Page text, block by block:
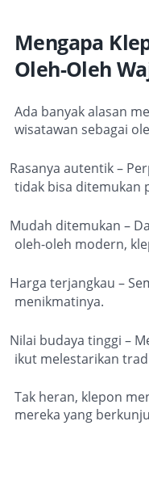
Mengapa
Oleh-Oleh
Ada banyak alasan
wisatawan sebagai
Rasanya autentik –
tidak bisa ditemukan
Mudah ditemukan –
oleh-oleh modern,
Harga terjangkau –
menikmatinya.
Nilai budaya tinggi –
ikut melestarikan
Tak heran, klepon
mereka yang